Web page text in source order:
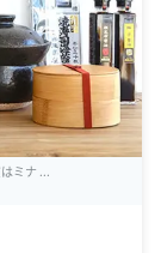
はミナ ...